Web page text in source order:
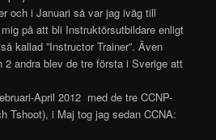
och i Januari så var jag iväg till
på att bli Instruktörsutbildare enligt
kallad ”Instructor Trainer”. Även
andra blev de tre första i Sverige att
April 2012 med de tre CCNP-
Tshoot), i Maj tog jag sedan CCNA: